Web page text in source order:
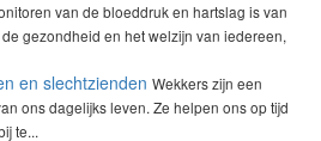
van de bloeddruk en hartslag is van
gezondheid en het welzijn van iedereen,
en slechtzienden Wekkers zijn een
ons dagelijks leven. Ze helpen ons op tijd
te...